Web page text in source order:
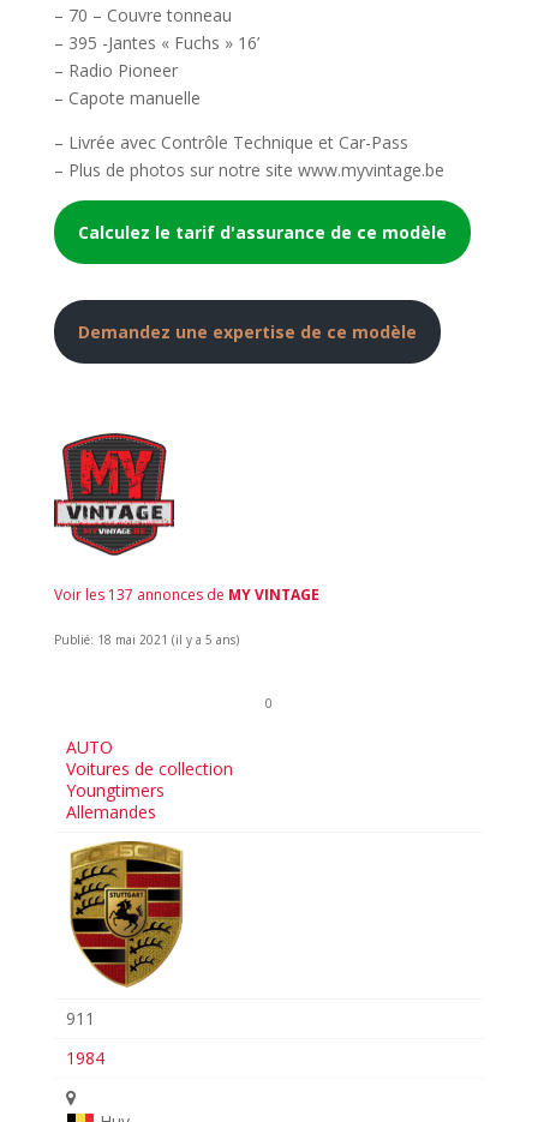
– 70 – Couvre tonneau
– 395 -Jantes « Fuchs » 16’
– Radio Pioneer
– Capote manuelle
– Livrée avec Contrôle Technique et Car-Pass
– Plus de photos sur notre site www.myvintage.be
Calculez le tarif d'assurance de ce modèle
Demandez une expertise de ce modèle
Voir les 137 annonces de MY VINTAGE
Publié: 18 mai 2021 (il y a 5 ans)
0
AUTO
Voitures de collection
Youngtimers
Allemandes
911
1984